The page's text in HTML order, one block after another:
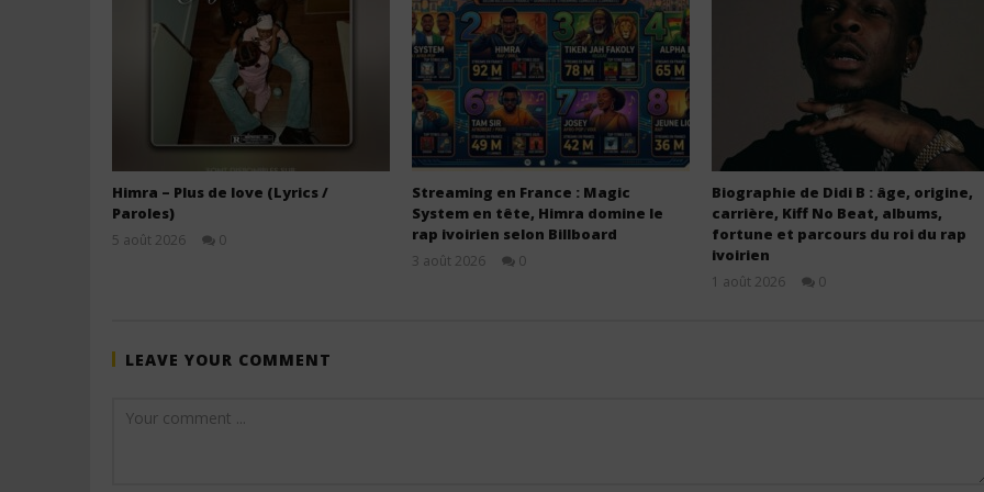
Himra – Plus de love (Lyrics /
Paroles)
5 août 2026
0
Streaming en France : Magic
System en tête, Himra domine le
rap ivoirien selon Billboard
3 août 2026
0
Biographie de Didi B : âge, origine,
carrière, Kiff No Beat, albums,
fortune et parcours du roi du rap
ivoirien
1 août 2026
0
LEAVE YOUR COMMENT